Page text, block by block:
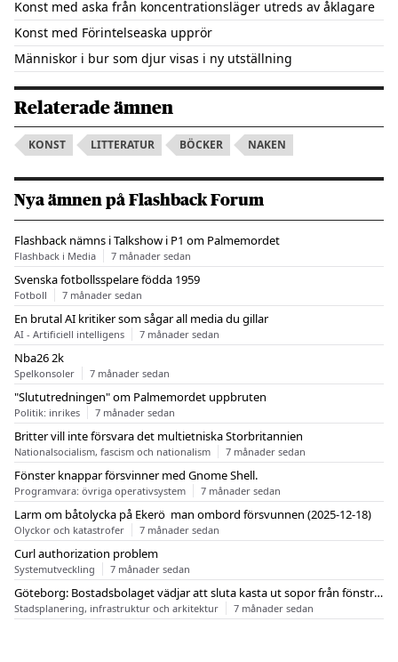
Konst med aska från koncentrationsläger utreds av åklagare
Konst med Förintelseaska upprör
Människor i bur som djur visas i ny utställning
Relaterade ämnen
KONST LITTERATUR BÖCKER NAKEN
Nya ämnen på Flashback Forum
Flashback nämns i Talkshow i P1 om Palmemordet
Flashback i Media 7 månader sedan
Svenska fotbollsspelare födda 1959
Fotboll 7 månader sedan
En brutal AI kritiker som sågar all media du gillar
AI - Artificiell intelligens 7 månader sedan
Nba26 2k
Spelkonsoler 7 månader sedan
"Slututredningen" om Palmemordet uppbruten
Politik: inrikes 7 månader sedan
Britter vill inte försvara det multietniska Storbritannien
Nationalsocialism, fascism och nationalism 7 månader sedan
Fönster knappar försvinner med Gnome Shell.
Programvara: övriga operativsystem 7 månader sedan
Larm om båtolycka på Ekerö  man ombord försvunnen (2025-12-18)
Olyckor och katastrofer 7 månader sedan
Curl authorization problem
Systemutveckling 7 månader sedan
Göteborg: Bostadsbolaget vädjar att sluta kasta ut sopor från fönstren
Stadsplanering, infrastruktur och arkitektur 7 månader sedan